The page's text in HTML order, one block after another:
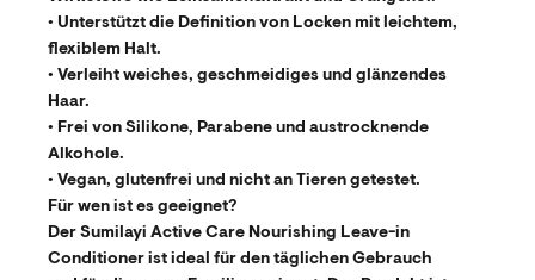
• Unterstützt die Definition von Locken mit leichtem,
flexiblem Halt.
• Verleiht weiches, geschmeidiges und glänzendes
Haar.
• Frei von Silikone, Parabene und austrocknende
Alkohole.
• Vegan, glutenfrei und nicht an Tieren getestet.
Für wen ist es geeignet?
Der Sumilayi Active Care Nourishing Leave-in
Conditioner ist ideal für den täglichen Gebrauch